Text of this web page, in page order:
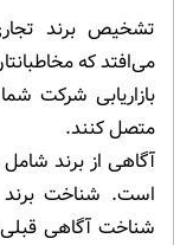
تشخیص برند
می‌افتد که
بازاریابی شرکت
متصل کنند.
آگاهی از برند
است. شناخت برند
شناخت آگاهی قبلی